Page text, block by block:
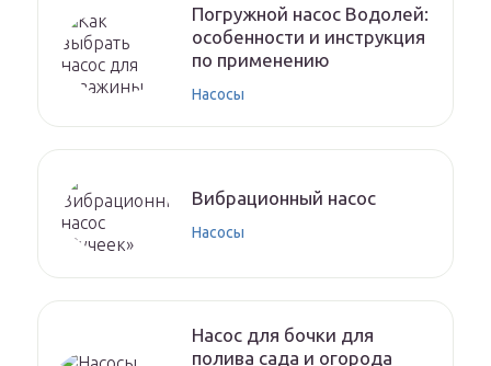
Погружной насос Водолей:
особенности и инструкция
по применению
Насосы
Вибрационный насос
Насосы
Насос для бочки для
полива сада и огорода